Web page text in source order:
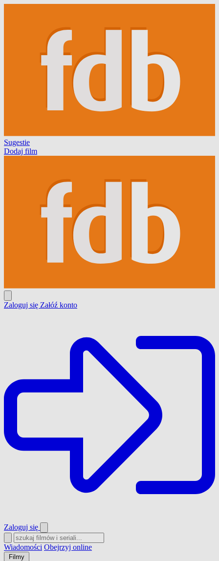
Sugestie
Dodaj film
Zaloguj się Załóź konto
Zaloguj się
Wiadomości Obejrzyj online
Filmy